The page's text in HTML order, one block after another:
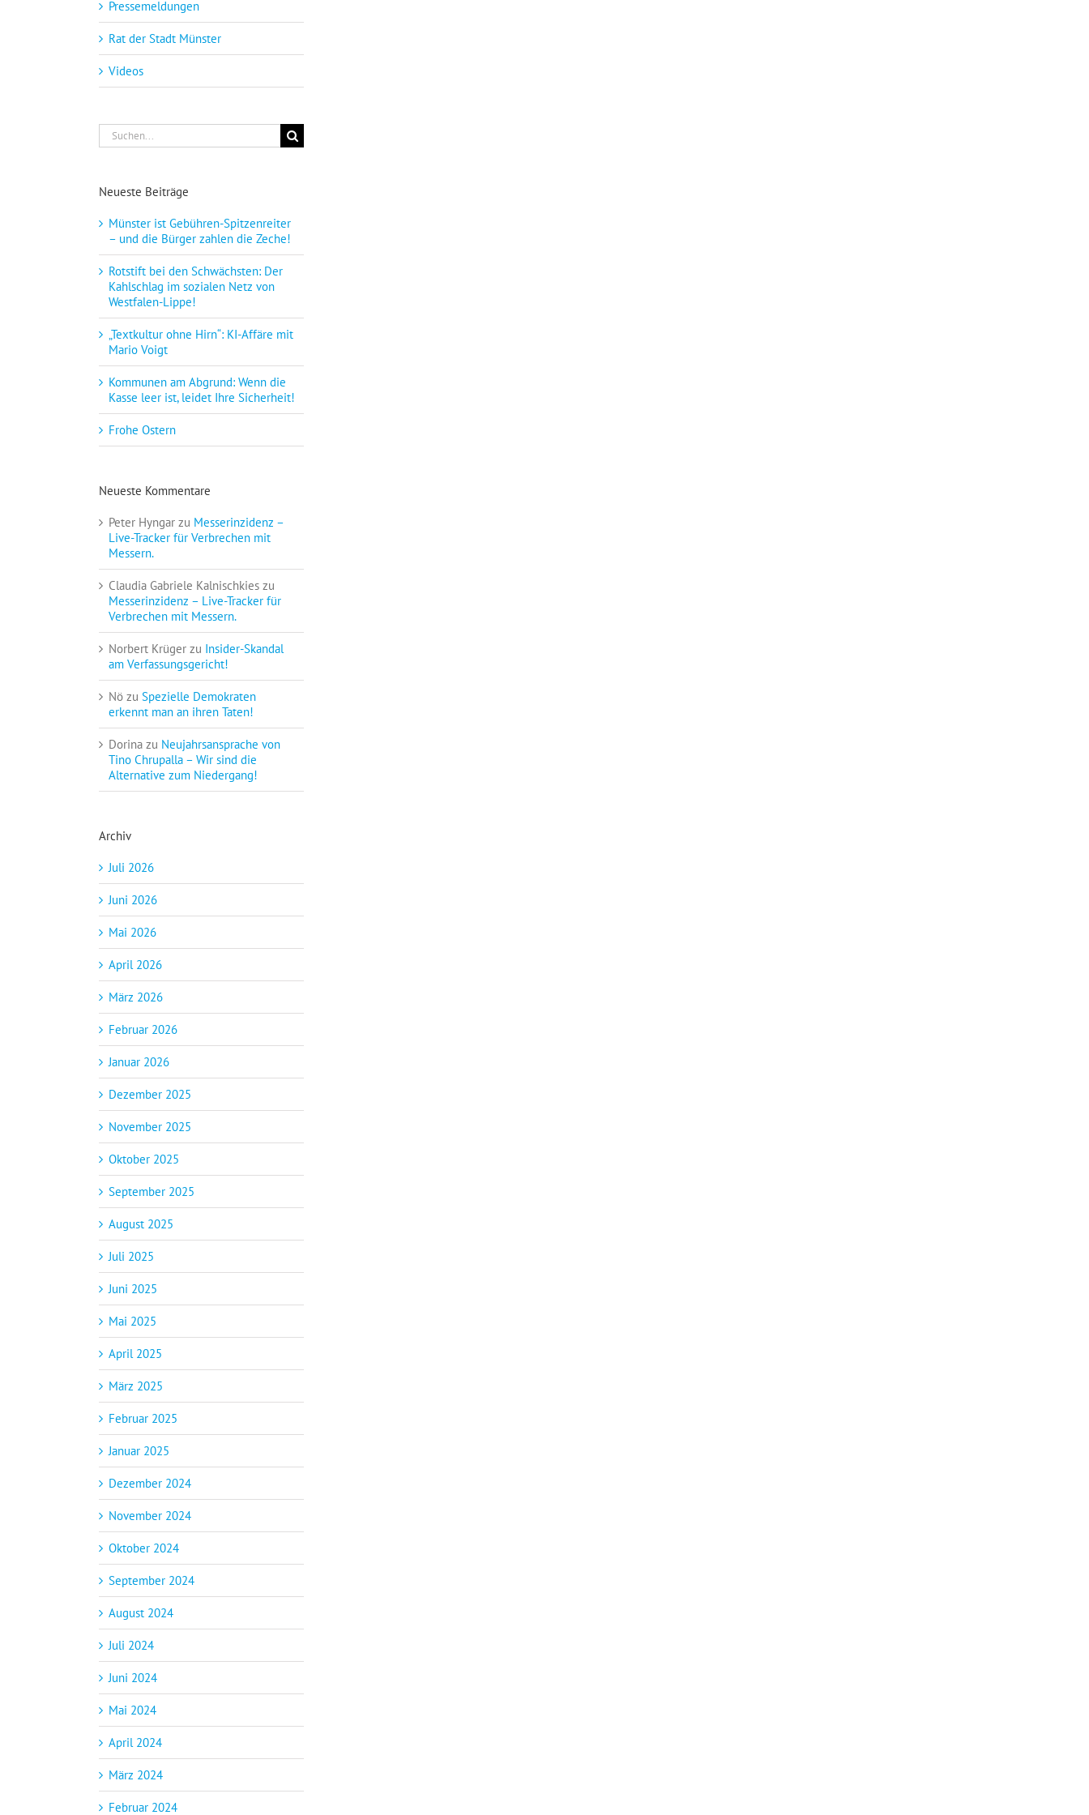
Pressemeldungen
Rat der Stadt Münster
Videos
Suche
nach:
Neueste Beiträge
Münster ist Gebühren-Spitzenreiter
– und die Bürger zahlen die Zeche!
Rotstift bei den Schwächsten: Der
Kahlschlag im sozialen Netz von
Westfalen-Lippe!
„Textkultur ohne Hirn“: KI-Affäre mit
Mario Voigt
Kommunen am Abgrund: Wenn die
Kasse leer ist, leidet Ihre Sicherheit!
Frohe Ostern
Neueste Kommentare
Peter Hyngar zu Messerinzidenz –
Live-Tracker für Verbrechen mit
Messern.
Claudia Gabriele Kalnischkies zu
Messerinzidenz – Live-Tracker für
Verbrechen mit Messern.
Norbert Krüger zu Insider-Skandal
am Verfassungsgericht!
Nö zu Spezielle Demokraten
erkennt man an ihren Taten!
Dorina zu Neujahrsansprache von
Tino Chrupalla – Wir sind die
Alternative zum Niedergang!
Archiv
Juli 2026
Juni 2026
Mai 2026
April 2026
März 2026
Februar 2026
Januar 2026
Dezember 2025
November 2025
Oktober 2025
September 2025
August 2025
Juli 2025
Juni 2025
Mai 2025
April 2025
März 2025
Februar 2025
Januar 2025
Dezember 2024
November 2024
Oktober 2024
September 2024
August 2024
Juli 2024
Juni 2024
Mai 2024
April 2024
März 2024
Februar 2024